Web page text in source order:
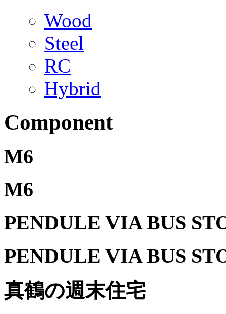
Wood
Steel
RC
Hybrid
Component
M6
M6
PENDULE VIA BUS
PENDULE VIA BUS
真鶴の週末住宅